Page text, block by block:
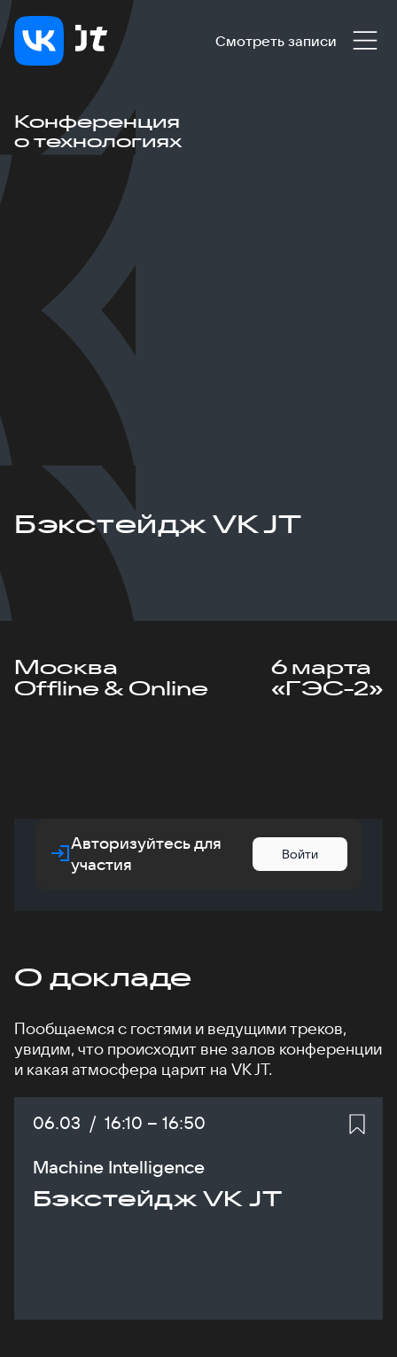
Смотреть записи
Конференция
о технологиях
Бэкстейдж VK JT
Москва
Offline & Online
6 марта
«ГЭС-2»
Авторизуйтесь для
участия
Войти
О докладе
Пообщаемся с гостями и ведущими треков,
увидим, что происходит вне залов конференции
и какая атмосфера царит на VK JT.
Дата:
06.03 / Начало:
16:10 – Конец:
16:50
Machine Intelligence
Бэкстейдж VK JT